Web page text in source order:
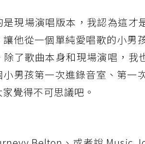
是現場演唱版本，我認為這
讓他從一個單純愛唱歌的小男
除了歌曲本身和現場演唱，
男孩第一次進錄音室、第一
覺得不可思議吧。